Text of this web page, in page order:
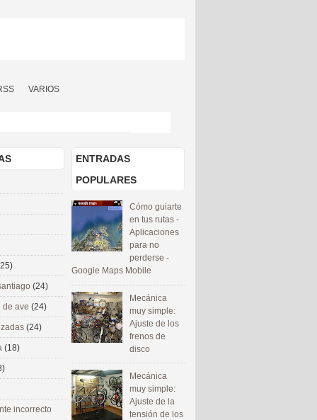
VARIOS
ENTRADAS
POPULARES
Cómo guiarte
en tus rutas -
Aplicaciones
para no
perderse -
Google Maps Mobile
Mecánica
muy simple:
Ajuste de los
frenos de
disco
Mecánica
muy simple:
Ajuste de la
tensión de los
(24)
de ave (24)
(24)
(18)
incorrecto